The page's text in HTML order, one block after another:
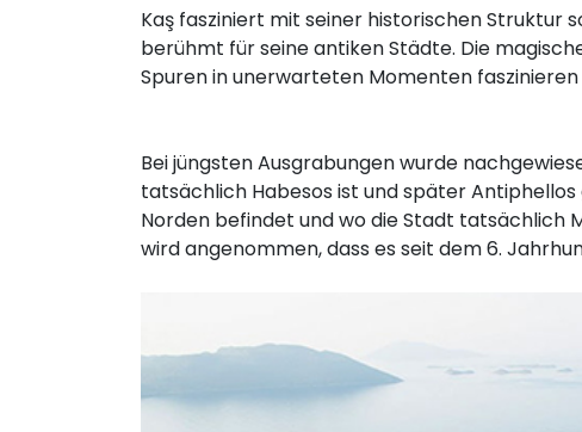
Kaş fasziniert mit seiner historischen Struktur
berühmt für seine antiken Städte. Die
Spuren in unerwarteten Momenten
Bei jüngsten Ausgrabungen wurde
tatsächlich Habesos ist und später
Norden befindet und wo die Stadt tatsächlich
wird angenommen, dass es seit dem 6.